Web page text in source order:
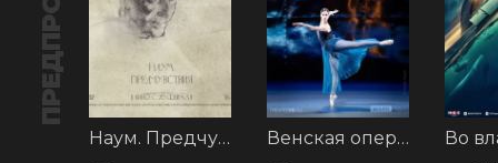
Наум. Предчувствия Венская опера: Времена года